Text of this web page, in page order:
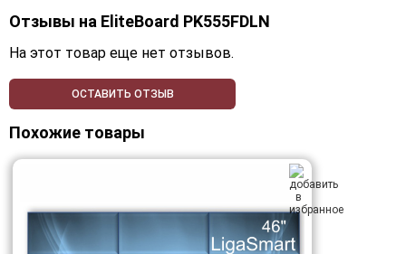
Отзывы на EliteBoard PK555FDLN
На этот товар еще нет отзывов.
ОСТАВИТЬ ОТЗЫВ
Похожие товары